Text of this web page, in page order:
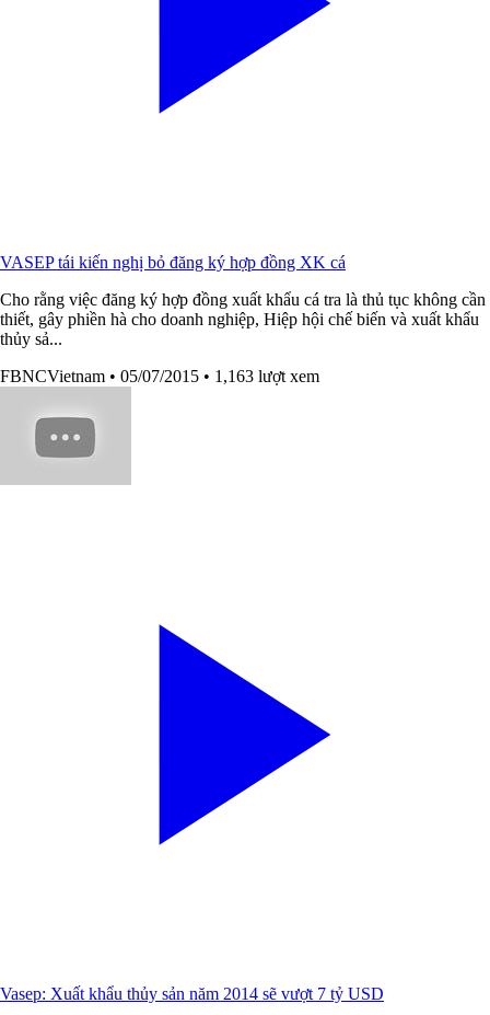
VASEP tái kiến nghị bỏ đăng ký hợp đồng XK cá
Cho rằng việc đăng ký hợp đồng xuất khẩu cá tra là thủ tục không cần
thiết, gây phiền hà cho doanh nghiệp, Hiệp hội chế biến và xuất khẩu
thủy sả...
FBNCVietnam • 05/07/2015 • 1,163 lượt xem
Vasep: Xuất khẩu thủy sản năm 2014 sẽ vượt 7 tỷ USD